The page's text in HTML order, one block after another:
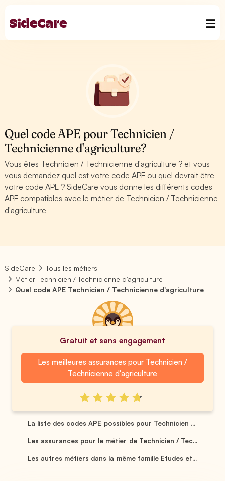
Quel code APE pour Technicien /
Technicienne d'agriculture?
Vous êtes Technicien / Technicienne d'agriculture ? et vous
vous demandez quel est votre code APE ou quel devrait être
votre code APE ? SideCare vous donne les différents codes
APE compatibles avec le métier de Technicien / Technicienne
d'agriculture
SideCare
Tous les métiers
Métier Technicien / Technicienne d'agriculture
Quel code APE Technicien / Technicienne d'agriculture
Gratuit et sans engagement
Les meilleures assurances pour Technicien /
Technicienne d'agriculture
La liste des codes APE possibles pour Technicien ...
Les assurances pour le métier de Technicien / Tec...
Les autres métiers dans la même famille Etudes et...